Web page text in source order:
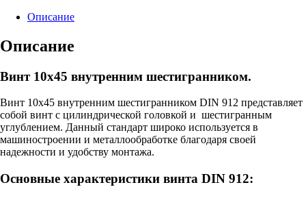
внутренним
шестигранником
Описание
Описание
Винт 10х45 внутренним шестигранником.
Винт 10х45 внутренним шестигранником DIN 912 представляет
собой винт с цилиндрической головкой и шестигранным
углублением. Данный стандарт широко используется в
машиностроении и металлообработке благодаря своей
надежности и удобству монтажа.
Основные характеристики винта DIN 912: